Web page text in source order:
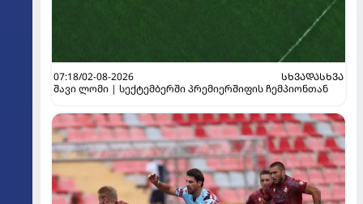
07:18/02-08-2026
ᲡᲮᲕᲐᲓᲐᲡᲮᲕᲐ
შავი ლომი | სექტემბერში პრემიერშიფის ჩემპიონთან